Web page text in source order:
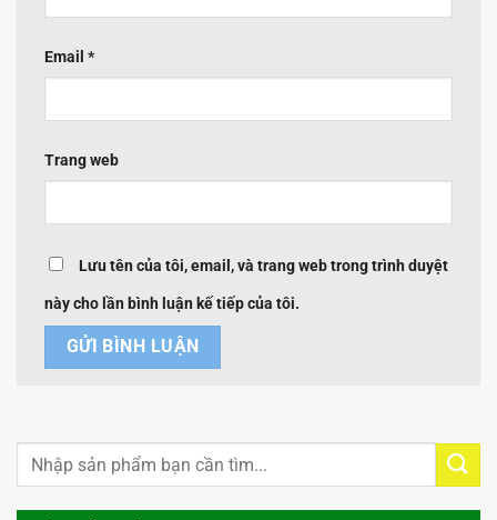
Email *
Trang web
Lưu tên của tôi, email, và trang web trong trình duyệt
này cho lần bình luận kế tiếp của tôi.